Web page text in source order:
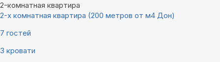
2-комнатная квартира
2-х комнатная квартира (200 метров от м4 Дон)
7 гостей
3 кровати